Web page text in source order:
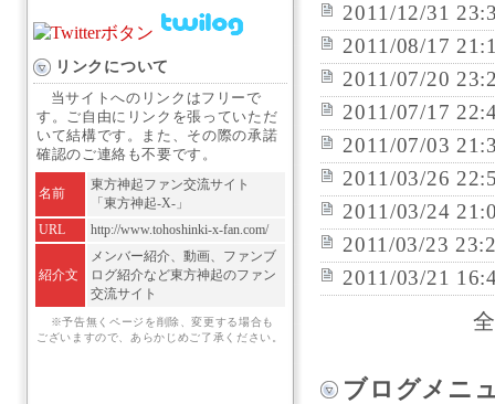
2011/12/31
2011/08/17
2011/07/20
2011/07/17
2011/07/03
2011/03/26
2011/03/24
2011/03/23
2011/03/21
ブログメニ
リンクについて
当サイトへのリンクはフリーで
す。ご自由にリンクを張っていただ
いて結構です。また、その際の承諾
確認のご連絡も不要です。
名前
東方神起ファン交流サイト
「東方神起-X-」
URL
http://www.tohoshinki-x-fan.com/
紹介文
メンバー紹介、動画、ファンブ
ログ紹介など東方神起のファン
交流サイト
※予告無くページを削除、変更する場合も
ございますので、あらかじめご了承ください。